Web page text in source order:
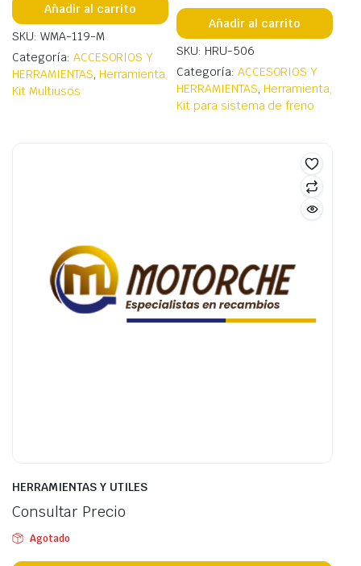
Añadir al carrito
SKU: WMA-119-M
Categoría: ACCESORIOS Y
HERRAMIENTAS, Herramienta,
Kit Multiusos
Añadir al carrito
SKU: HRU-506
Categoría: ACCESORIOS Y
HERRAMIENTAS, Herramienta,
Kit para sistema de freno
HERRAMIENTAS Y UTILES
Consultar Precio
Agotado